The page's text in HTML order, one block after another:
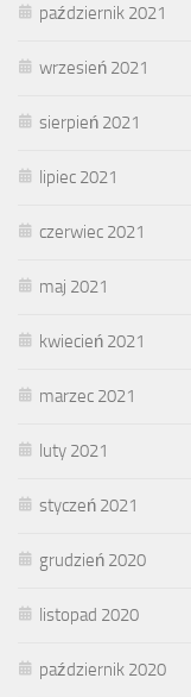
październik 2021
wrzesień 2021
sierpień 2021
lipiec 2021
czerwiec 2021
maj 2021
kwiecień 2021
marzec 2021
luty 2021
styczeń 2021
grudzień 2020
listopad 2020
październik 2020